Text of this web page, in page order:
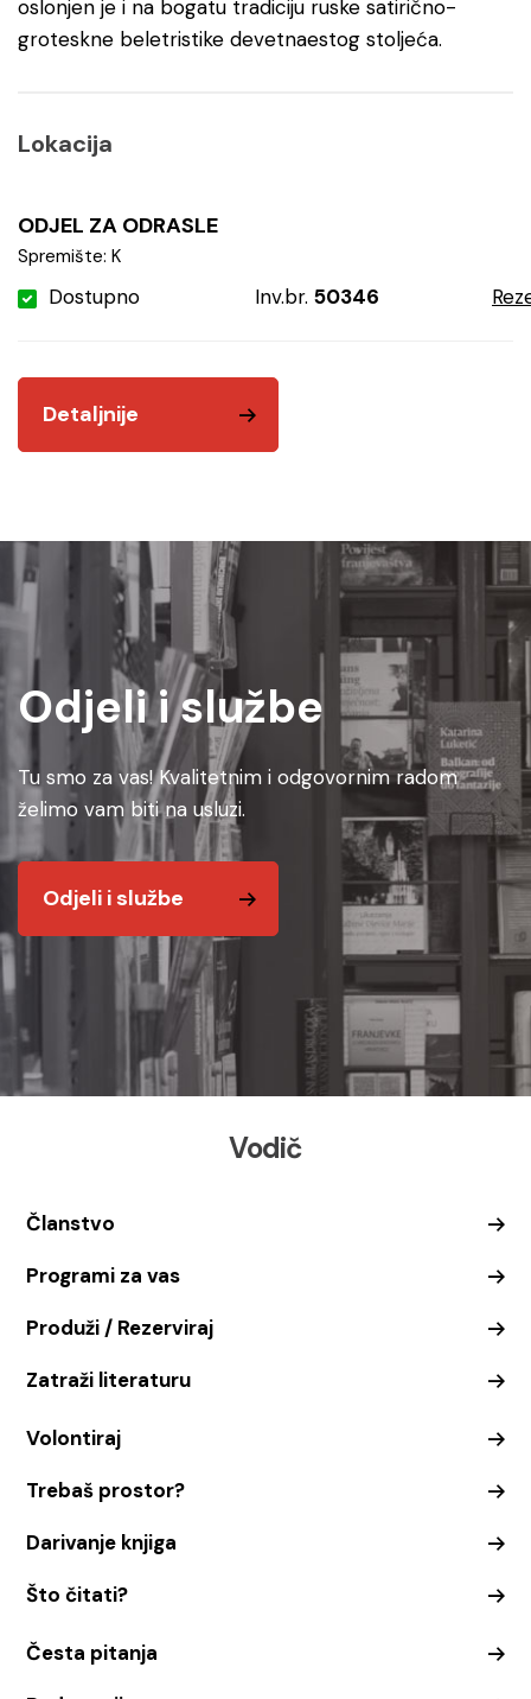
oslonjen je i na bogatu tradiciju ruske satirično-
groteskne beletristike devetnaestog stoljeća.
Lokacija
ODJEL ZA ODRASLE
Spremište: K
Dostupno Inv.br. 50346
Detaljnije
Odjeli i službe
Tu smo za vas! Kvalitetnim i odgovornim radom
želimo vam biti na usluzi.
Odjeli i službe
Vodič
Članstvo
Programi za vas
Produži / Rezerviraj
Zatraži literaturu
Volontiraj
Trebaš prostor?
Darivanje knjiga
Što čitati?
Česta pitanja